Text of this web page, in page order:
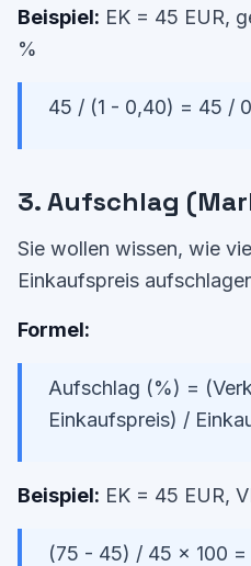
Beispiel: EK = 45 EUR,
%
45 / (1 - 0,40) = 45 /
3. Aufschlag
Sie wollen wissen, wie
Einkaufspreis
Formel:
Aufschlag (%) =
Einkaufspreis) /
Beispiel: EK = 45 EUR,
(75 - 45) / 45 x 100 =